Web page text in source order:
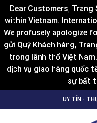
Dear Customers,
within Vietnam.
We profusely apologize
gửi Quý Khách hàng,
trong lãnh thổ Việt
dịch vụ giao hàng quốc
sự bất
to
UY TÍN -